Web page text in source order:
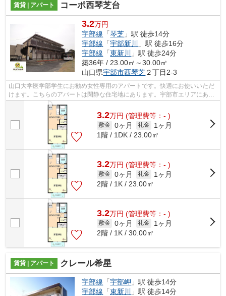
賃貸 | アパート コーポ西琴芝台
3.2万円
宇部線 「琴芝 」駅 徒歩14分
宇部線 「宇部新川
」駅 徒歩16分
宇部線 「東新川
」駅 徒歩24分
築36年 / 23.00㎡～30.00㎡
山口県宇部市西琴芝２丁目2-3
山口大学医学部学生にお勧め女性専用のアパートです。快適にお使いいただ
けます。こちらのアパートは閑静な住宅地にあります。宇部市エリアにある
賃貸情報のことなら、地域に密着した...
3.2万円 (管理費等：- )
敷金 0ヶ月 礼金
1ヶ月
1階 / 1DK / 23.00㎡
3.2万円 (管理費等：- )
敷金 0ヶ月 礼金
1ヶ月
2階 / 1K / 23.00㎡
3.2万円 (管理費等：- )
敷金 0ヶ月 礼金
1ヶ月
2階 / 1K / 30.00㎡
賃貸 | アパート クレール希星
宇部線 「宇部岬 」駅 徒歩14分
宇部線 「東新川
」駅 徒歩14分